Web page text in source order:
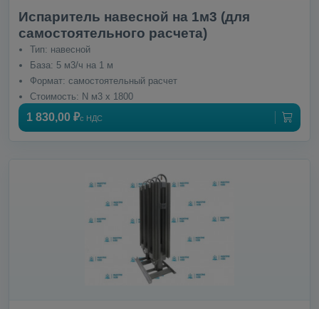
Испаритель навесной на 1м3 (для
самостоятельного расчета)
Тип: навесной
База: 5 м3/ч на 1 м
Формат: самостоятельный расчет
Стоимость: N м3 x 1800
1 830,00 ₽с НДС